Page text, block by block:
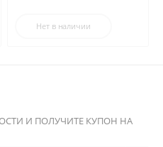
Нет в наличии
И ПОЛУЧИТЕ КУПОН НА